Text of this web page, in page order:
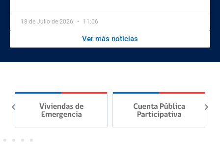
18 de Julio de 2026 11:06
Ver más noticias